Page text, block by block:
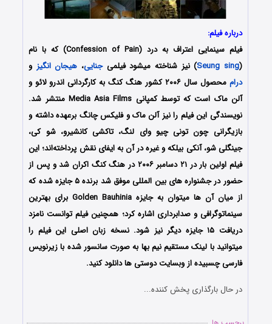
درباره فیلم:
فیلم سینمایی اعتراف به درد (Confession of Pain) که با نام
(
Seung sing) نیز شناخته میشود فیلمیجنایی، هیجان انگیز و
درام
محصول سال ۲۰۰۶ کشور هنگ کنگ به کارگردانی اندرو لائو و
آلن ماک است که توسط کمپانی Media Asia Films منتشر شد.
نویسندگی این فیلم را نیز آلن ماک و فلیکس چانگ برعهده داشته و
بازیگرانی چون تونی چیو وای لنگ، تاکشی کانشیرو، شو کی،
جینگلی شو، آنکی بیلکه و غیره در آن به ایفای نقش پرداخته‌اند؛ این
فیلم اولین بار در ۲۱ دسامبر ۲۰۰۶ در هنگ کنگ اکران شد و پس از
حضور در جشنواره های بین المللی موفق شد برنده ۵ جایزه شده که
از میان آن ها میتوان به جایزه Golden Bauhinia برای بهترین
سینماتوگرافی و صدابرداری اشاره کرد؛ همچنین فیلم توانست نامزد
دریافت ۱۵ جایزه دیگر نیز شود. نسخه زبان اصلی این فیلم را
میتوانید با لینک مستقیم نیم بها به صورت سانسور شده با زیرنویس
فارسی چسبیده از وبسایت دوستی ها دانلود کنید.
در حال بارگذاری پخش کننده...